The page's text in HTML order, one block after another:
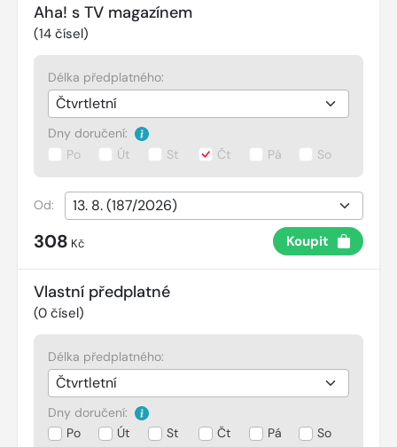
Aha! s TV magazínem
(14 čísel)
Délka předplatného:
Dny doručení:
Po
Út St Čt Pá So
Od:
308 Kč Koupit
Vlastní předplatné
(0 čísel)
Délka předplatného:
Dny doručení:
Po
Út St Čt Pá So